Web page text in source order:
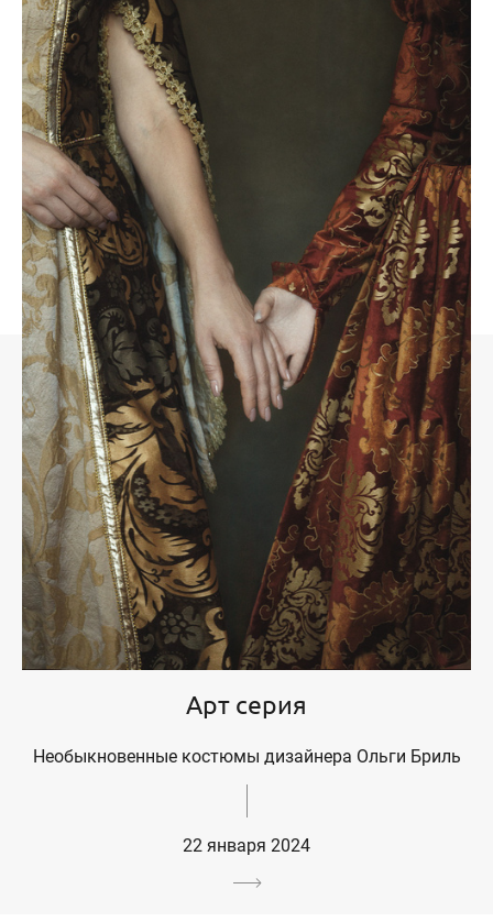
Арт серия
Необыкновенные костюмы дизайнера Ольги Бриль
22 января 2024